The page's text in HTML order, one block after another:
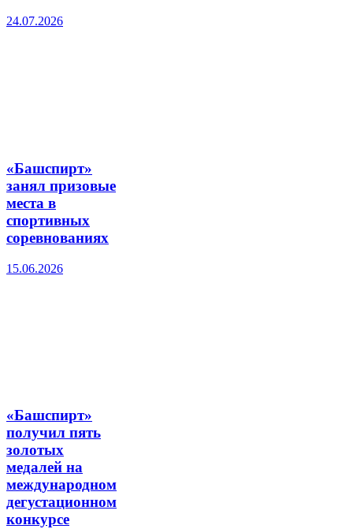
24.07.2026
«Башспирт»
занял призовые
места в
спортивных
соревнованиях
15.06.2026
«Башспирт»
получил пять
золотых
медалей на
международном
дегустационном
конкурсе